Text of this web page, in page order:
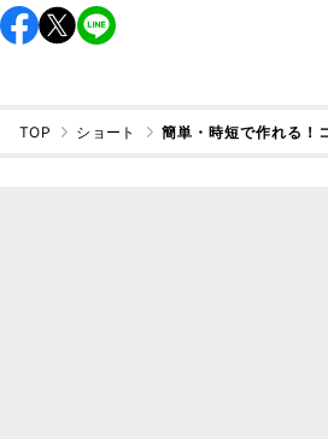
TOP ショート 簡単・時短で作れる！